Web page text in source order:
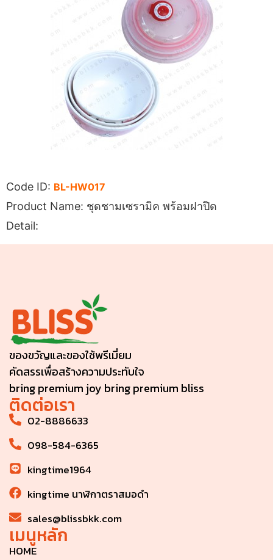
Code ID: BL-HW017
Product Name: ชุดชามเซรามิค พร้อมฝาปิด
Detail:
ของขวัญและของใช้พรีเมี่ยม
คัดสรรเพื่อสร้างความประทับใจ
bring premium joy bring premium bliss
ติดต่อเรา
02-8886633
098-584-6365
kingtime1964
kingtime นาฬิกาตราสมอดำ
sales@blissbkk.com
เมนูหลัก
HOME